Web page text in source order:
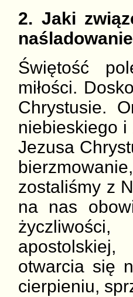
2. Jaki
Świętość
miłości.
Chrystusie.
niebieskiego
Jezusa
zostaliśmy z
na nas
otwarcia się
cierpieniu,